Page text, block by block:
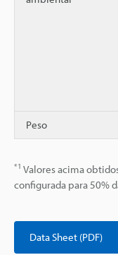
Peso
*1 Valores acima
configurada para 50%
Data Sheet (PDF)